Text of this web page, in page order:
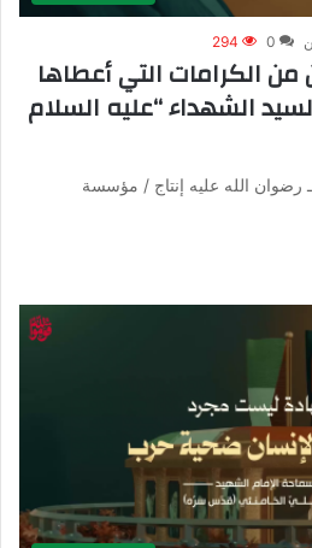
0
294
من الكرامات التي أعطاها
الشهداء “عليه السلام
رضوان الله عليه إنتاج / مؤسسة